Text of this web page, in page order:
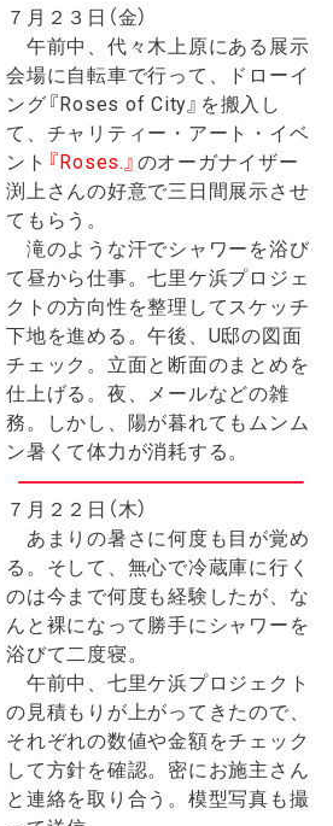
７月２３日（金）
午前中、代々木上原にある展示
会場に自転車で行って、ドローイ
ング『Roses of City』を搬入し
て、チャリティー・アート・イベ
ント 『Roses.』のオーガナイザー
渕上さんの好意で三日間展示させ
てもらう。
滝のような汗でシャワーを浴び
て昼から仕事。七里ケ浜プロジェ
クトの方向性を整理してスケッチ
下地を進める。午後、U邸の図面
チェック。立面と断面のまとめを
仕上げる。夜、メールなどの雑
務。しかし、陽が暮れてもムンム
ン暑くて体力が消耗する。
７月２２日（木）
あまりの暑さに何度も目が覚め
る。そして、無心で冷蔵庫に行く
のは今まで何度も経験したが、な
んと裸になって勝手にシャワーを
浴びて二度寝。
午前中、七里ケ浜プロジェクト
の見積もりが上がってきたので、
それぞれの数値や金額をチェック
して方針を確認。密にお施主さん
と連絡を取り合う。模型写真も撮